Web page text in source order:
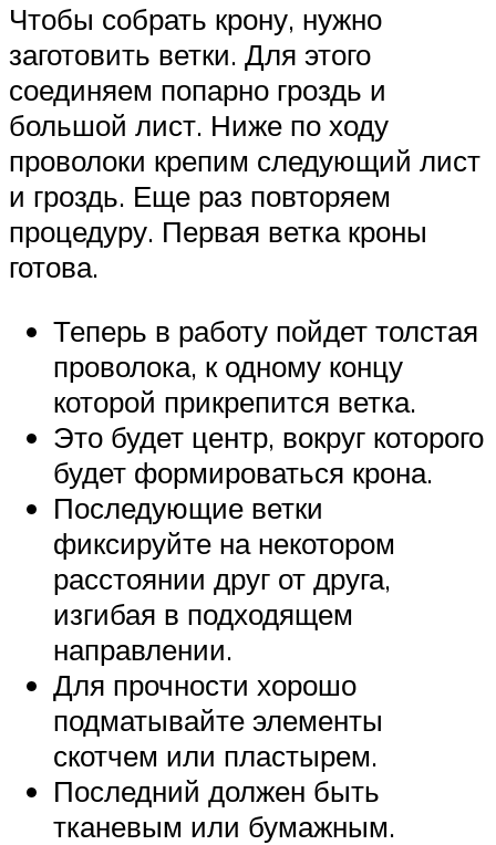
Чтобы собрать крону, нужно
заготовить ветки. Для этого
соединяем попарно гроздь и
большой лист. Ниже по ходу
проволоки крепим следующий лист
и гроздь. Еще раз повторяем
процедуру. Первая ветка кроны
готова.
Теперь в работу пойдет толстая
проволока, к одному концу
которой прикрепится ветка.
Это будет центр, вокруг которого
будет формироваться крона.
Последующие ветки
фиксируйте на некотором
расстоянии друг от друга,
изгибая в подходящем
направлении.
Для прочности хорошо
подматывайте элементы
скотчем или пластырем.
Последний должен быть
тканевым или бумажным.